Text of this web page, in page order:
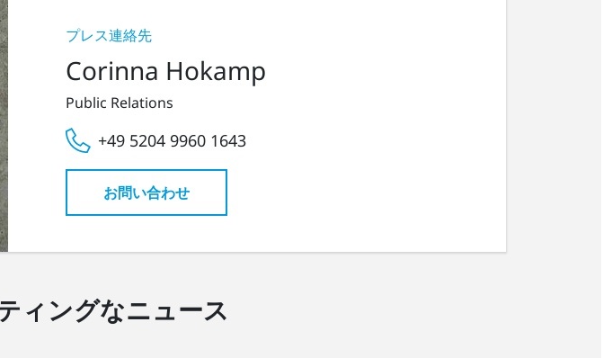
プレス連絡先
Corinna Hokamp
Public Relations
+49 5204 9960 1643
お問い合わせ
ィングなニュース